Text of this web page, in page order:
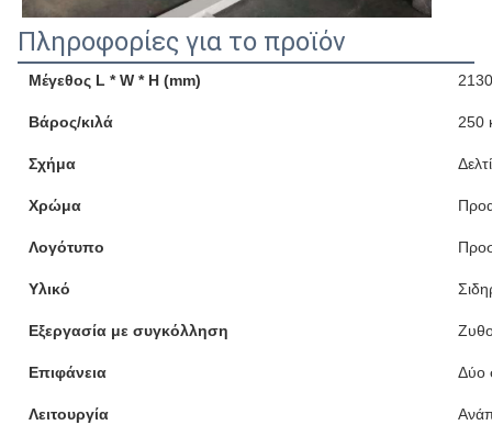
Πληροφορίες για το προϊόν
Μέγεθος L * W * H (mm)
Βάρος/κιλά 250
Σχήμα
Χρώμα
Λογότυπο
Υλικό
Εξεργασία με συγκόλληση
Επιφάνεια Δύο
Λειτουργία